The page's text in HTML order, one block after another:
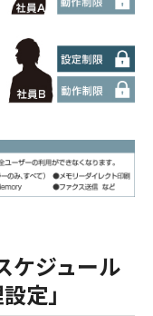
ケジュール
定」